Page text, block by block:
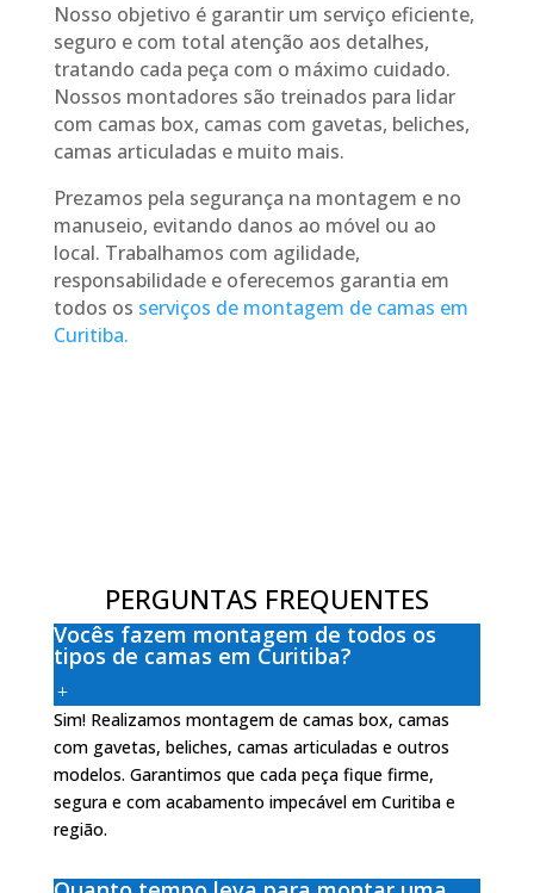
Nosso objetivo é garantir um serviço eficiente,
seguro e com total atenção aos detalhes,
tratando cada peça com o máximo cuidado.
Nossos montadores são treinados para lidar
com camas box, camas com gavetas, beliches,
camas articuladas e muito mais.
Prezamos pela segurança na montagem e no
manuseio, evitando danos ao móvel ou ao
local. Trabalhamos com agilidade,
responsabilidade e oferecemos garantia em
todos os serviços de montagem de camas em
Curitiba.
PERGUNTAS FREQUENTES
Vocês fazem montagem de todos os
tipos de camas em Curitiba?
Sim! Realizamos montagem de camas box, camas
com gavetas, beliches, camas articuladas e outros
modelos. Garantimos que cada peça fique firme,
segura e com acabamento impecável em Curitiba e
região.